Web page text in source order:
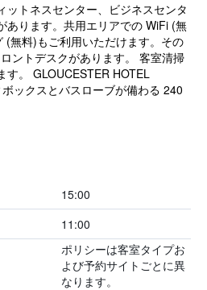
ットネスセンター、ビジネスセンタ
あります。共用エリアでの WiFi (無
(無料)もご利用いただけます。その
ントデスクがあります。 客室清掃
す。 GLOUCESTER HOTEL
ックスとバスローブが備わる 240
15:00
11:00
ポリシーは客室タイプお
よび予約サイトごとに異
なります。